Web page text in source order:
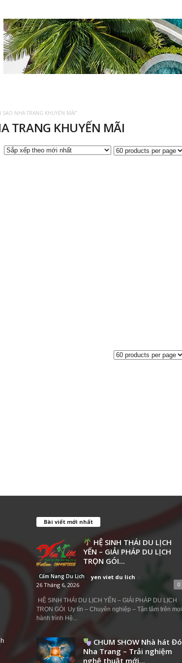
NHA TRANG KHUYẾN MÃI”
TRANG KHUYẾN MÃI
Bài viết mới nhất
HỆ SINH THÁI DU LỊCH
YẾN – GIẢI PHÁP DU LỊCH
TRỌN GÓI...
Cẩm Nang Du Lịch yen viet du lich -
26 Tháng 6, 2026
0
HỆ SINH THÁI DU LỊCH YẾN – GIẢI PHÁP DU LỊCH
TRỌN GÓI Uy tín – Chuyên nghiệp – Tận tâm trên mọi
hành trình Hệ...
CHUM SHOW Nhà hát Đó
Nha Trang – Trải nghiệm
nghệ thuật mới...